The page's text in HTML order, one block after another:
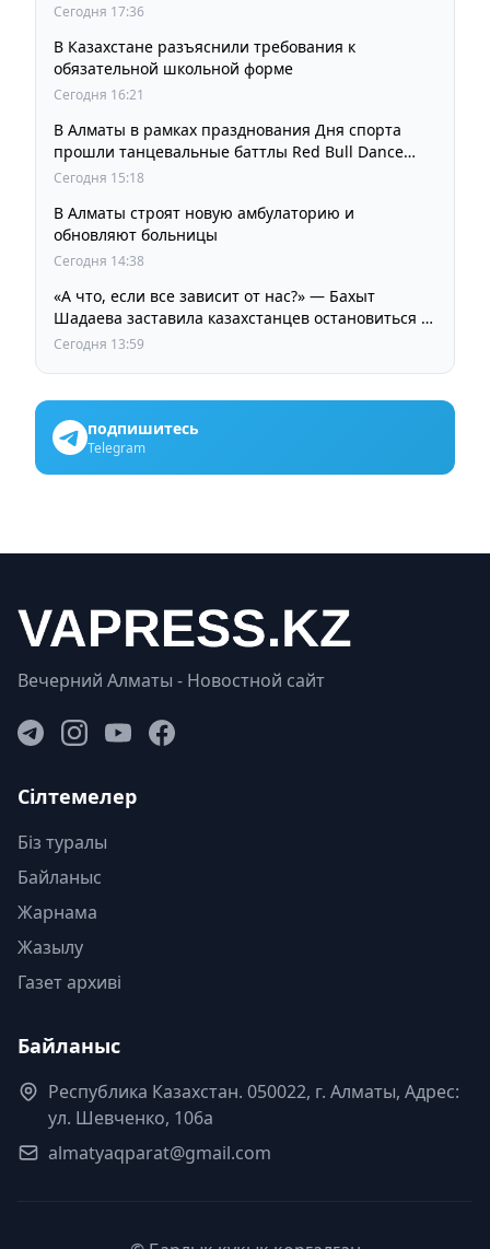
Сегодня 17:36
В Казахстане разъяснили требования к
обязательной школьной форме
Сегодня 16:21
В Алматы в рамках празднования Дня спорта
прошли танцевальные баттлы Red Bull Dance
Your Style
Сегодня 15:18
В Алматы строят новую амбулаторию и
обновляют больницы
Сегодня 14:38
«А что, если все зависит от нас?» — Бахыт
Шадаева заставила казахстанцев остановиться и
задуматься
Сегодня 13:59
подпишитесь
Telegram
Вечерний Алматы - Новостной сайт
Сілтемелер
Біз туралы
Байланыс
Жарнама
Жазылу
Газет архиві
Байланыс
Республика Казахстан. 050022, г. Алматы, Адрес:
ул. Шевченко, 106а
almatyaqparat@gmail.com